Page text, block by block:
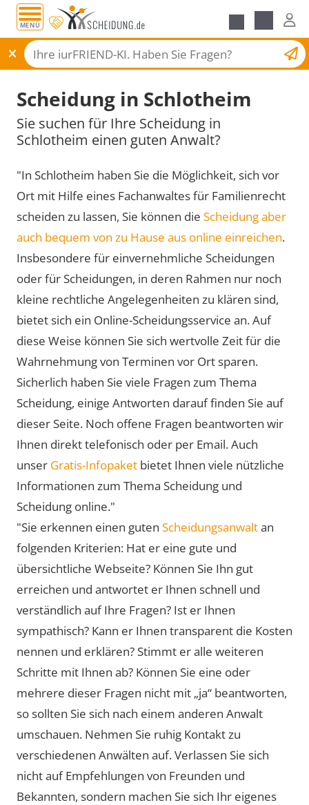
MENÜ
Scheidungsantrag
Scheidung in Schlotheim
Sie suchen für Ihre Scheidung in
Schlotheim einen guten Anwalt?
"In Schlotheim haben Sie die Möglichkeit, sich vor
Ort mit Hilfe eines Fachanwaltes für Familienrecht
scheiden zu lassen, Sie können die Scheidung aber
auch bequem von zu Hause aus online einreichen.
Insbesondere für einvernehmliche Scheidungen
oder für Scheidungen, in deren Rahmen nur noch
kleine rechtliche Angelegenheiten zu klären sind,
bietet sich ein Online-Scheidungsservice an. Auf
diese Weise können Sie sich wertvolle Zeit für die
Wahrnehmung von Terminen vor Ort sparen.
Sicherlich haben Sie viele Fragen zum Thema
Scheidung, einige Antworten darauf finden Sie auf
dieser Seite. Noch offene Fragen beantworten wir
Ihnen direkt telefonisch oder per Email. Auch
unser Gratis-Infopaket bietet Ihnen viele nützliche
Informationen zum Thema Scheidung und
Scheidung online."
"Sie erkennen einen guten Scheidungsanwaltan
folgenden Kriterien: Hat er eine gute und
übersichtliche Webseite? Können Sie Ihn gut
erreichen und antwortet er Ihnen schnell und
verständlich auf Ihre Fragen? Ist er Ihnen
sympathisch? Kann er Ihnen transparent die Kosten
nennen und erklären? Stimmt er alle weiteren
Schritte mit Ihnen ab? Können Sie eine oder
mehrere dieser Fragen nicht mit „ja“ beantworten,
so sollten Sie sich nach einem anderen Anwalt
umschauen. Nehmen Sie ruhig Kontakt zu
verschiedenen Anwälten auf. Verlassen Sie sich
nicht auf Empfehlungen von Freunden und
Bekannten, sondern machen Sie sich Ihr eigenes